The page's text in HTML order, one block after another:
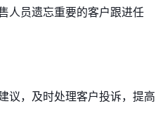
人员遗忘重要的客户跟进任
议，及时处理客户投诉，提高